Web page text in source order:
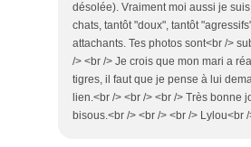
désolée). Vraiment moi aussi je
chats, tantôt "doux", tantôt
attachants. Tes photos sont<br />
/> <br /> Je crois que mon mari a
tigres, il faut que je pense à lui
lien.<br /> <br /> <br /> Très bonne
bisous.<br /> <br /> <br /> Lylou<br